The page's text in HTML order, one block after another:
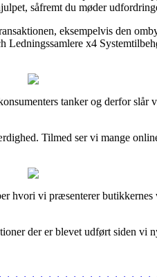
såfremt du møder
eksempelvis den
x4
tanker og derfor slår
Tilmed ser vi mange
hvori vi præsenterer
der er blevet udført siden vi